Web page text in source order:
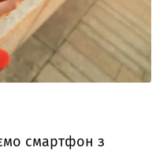
смартфон з